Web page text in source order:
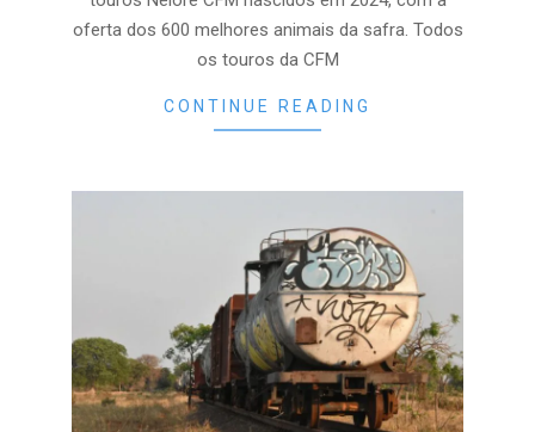
oferta dos 600 melhores animais da safra. Todos
os touros da CFM
CONTINUE READING